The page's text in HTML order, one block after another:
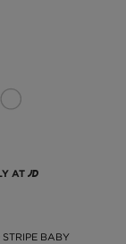
AT
BABY